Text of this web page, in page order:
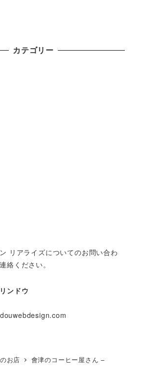
カテゴリー
リアライズについてのお問い合わ
絡ください。
ンドウ
お店
會津のコーヒー屋さん –